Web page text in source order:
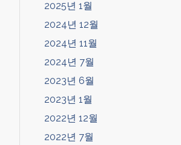
2025년 1월
2024년 12월
2024년 11월
2024년 7월
2023년 6월
2023년 1월
2022년 12월
2022년 7월